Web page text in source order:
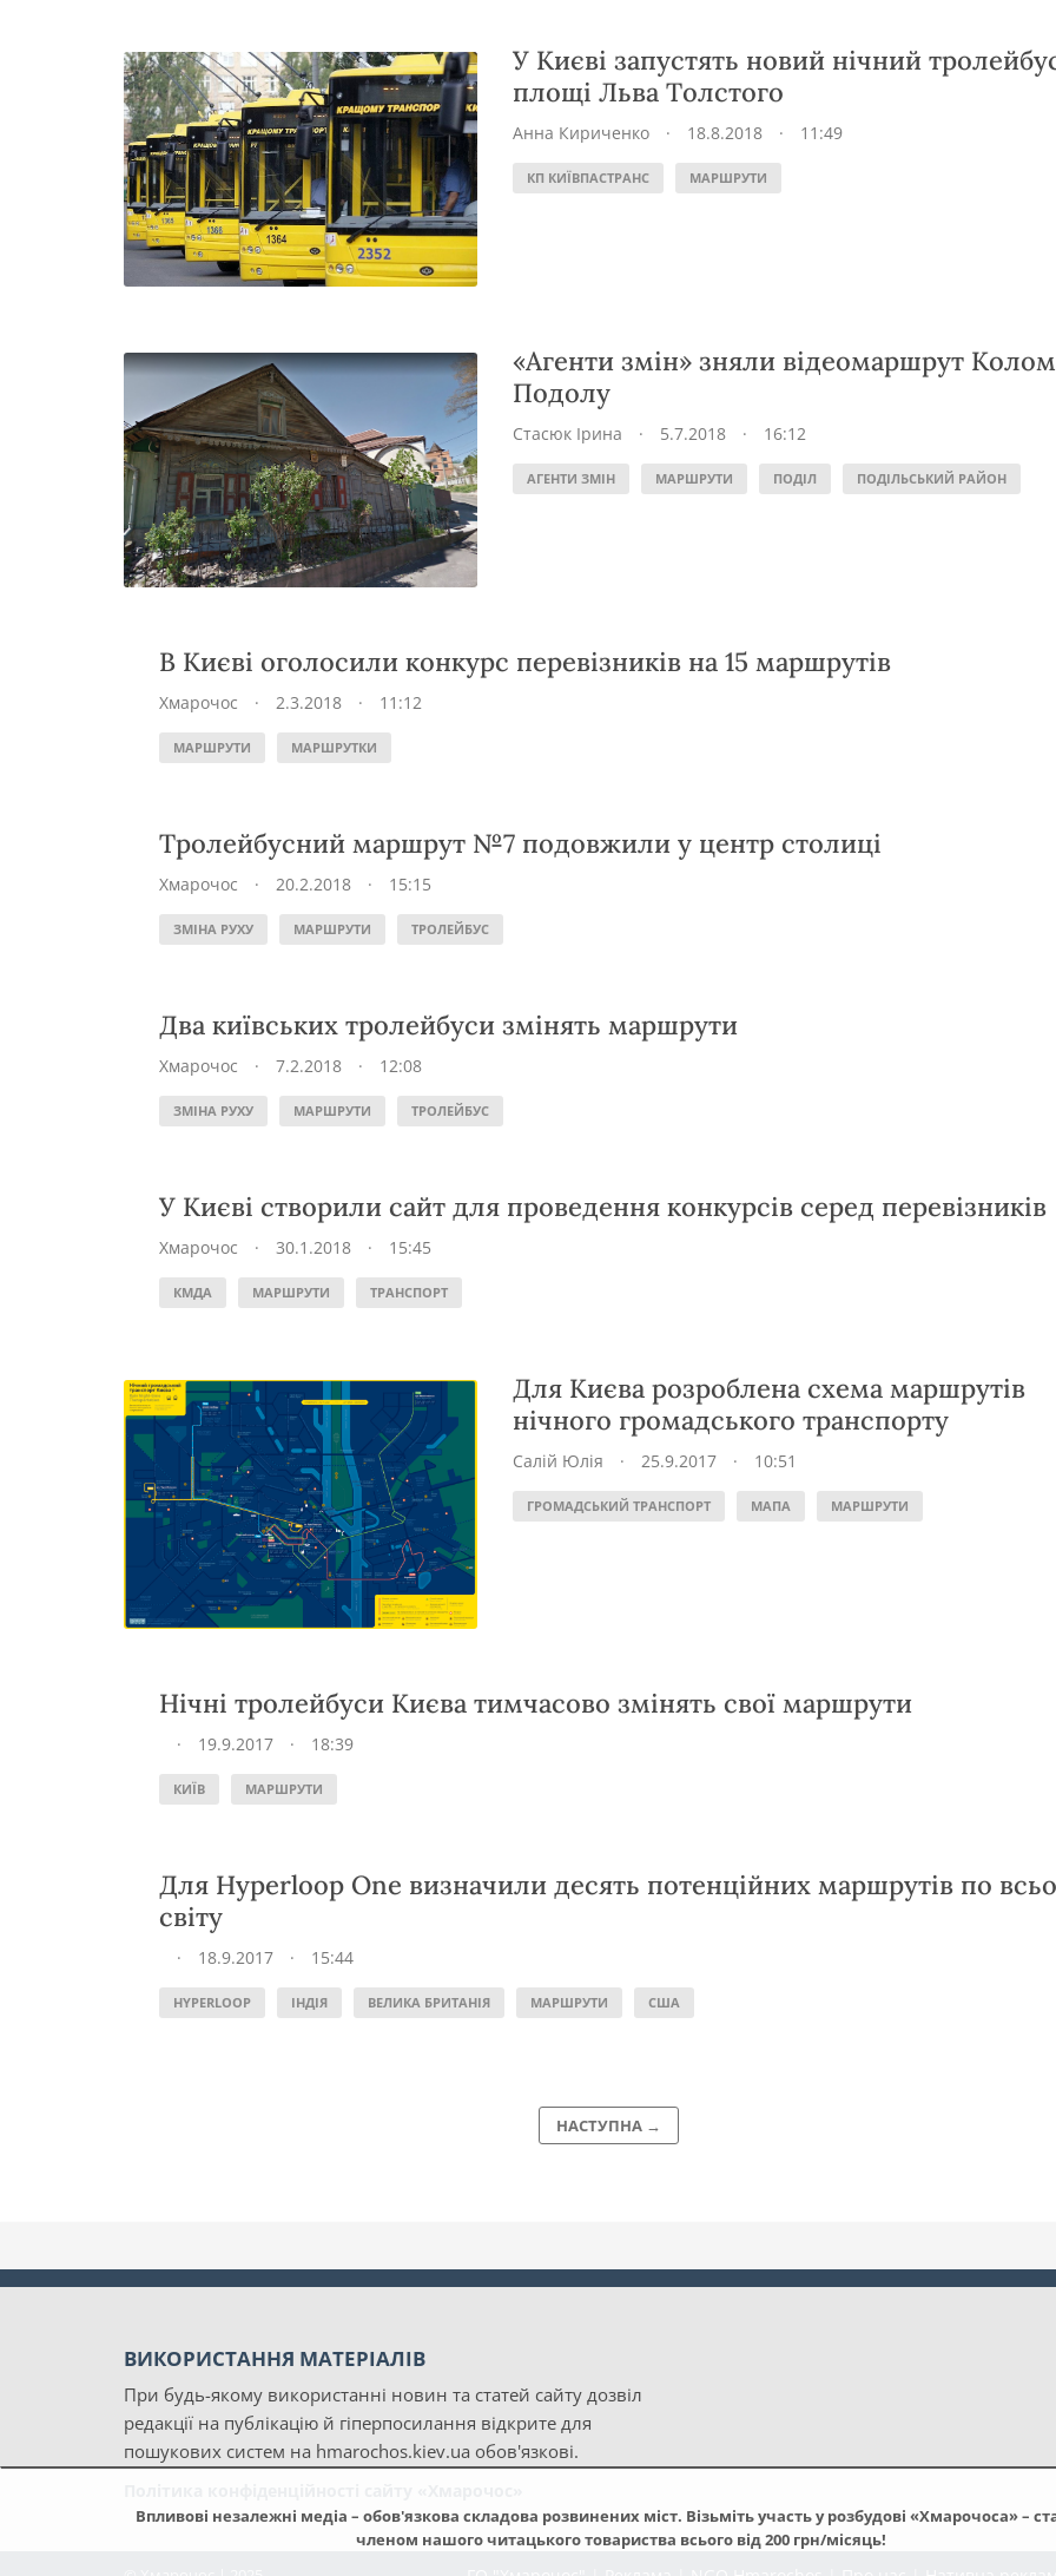
Впливові незалежні медіа – обов'язкова складова розвинених міст. Візьміть участь у розбудові «Хмарочоса» –
членом нашого читацького товариства всього від 200 грн/місяць!
У Києві запустять новий нічний
площі Льва Толстого
Анна Кириченко · 18.8.2018 · 11:49
КП КИЇВПАСТРАНС МАРШРУТИ
«Агенти змін» зняли відеомаршрут Колом
Подолу
Стасюк Ірина · 5.7.2018 · 16:12
АГЕНТИ ЗМІН МАРШРУТИ ПОДІЛ ПОДІЛЬСЬКИЙ РАЙОН
В Києві оголосили конкурс перевізників на 15 маршрутів
Хмарочос · 2.3.2018 · 11:12
МАРШРУТИ МАРШРУТКИ
Тролейбусний маршрут №7 подовжили у центр столиці
Хмарочос · 20.2.2018 · 15:15
ЗМІНА РУХУ МАРШРУТИ ТРОЛЕЙБУС
Два київських тролейбуси змінять маршрути
Хмарочос · 7.2.2018 · 12:08
ЗМІНА РУХУ МАРШРУТИ ТРОЛЕЙБУС
У Києві створили сайт для проведення конкурсів серед перевізників
Хмарочос · 30.1.2018 · 15:45
КМДА МАРШРУТИ ТРАНСПОРТ
Для Києва розроблена схема маршрутів
нічного громадського транспорту
Салій Юлія · 25.9.2017 · 10:51
ГРОМАДСЬКИЙ ТРАНСПОРТ МАПА МАРШРУТИ
Нічні тролейбуси Києва тимчасово змінять свої маршрути
· 19.9.2017 · 18:39
КИЇВ МАРШРУТИ
Для Hyperloop One визначили десять потенційних маршрутів по
світу
· 18.9.2017 · 15:44
HYPERLOOP ІНДІЯ ВЕЛИКА БРИТАНІЯ МАРШРУТИ США
НАСТУПНА →
ВИКОРИСТАННЯ МАТЕРІАЛІВ
При будь-якому використанні новин та статей сайту дозвіл
редакції на публікацію й гіперпосилання відкрите для
пошукових систем на hmarochos.kiev.ua обов'язкові.